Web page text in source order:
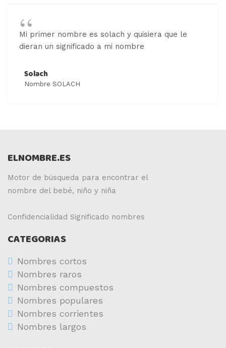
Mi primer nombre es solach y quisiera que le
dieran un significado a mi nombre
Solach
Nombre SOLACH
ELNOMBRE.ES
Motor de búsqueda para encontrar el
nombre del bebé, niño y niña
Confidencialidad Significado nombres
CATEGORIAS
Nombres cortos
Nombres raros
Nombres compuestos
Nombres populares
Nombres corrientes
Nombres largos